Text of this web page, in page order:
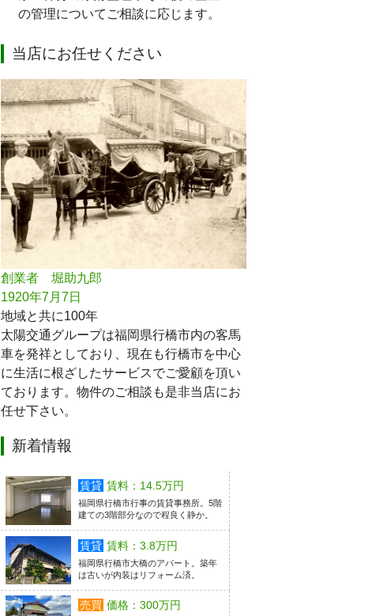
の管理についてご相談に応じます。
当店にお任せください
創業者 堀助九郎
1920年7月7日
地域と共に100年
太陽交通グループは福岡県行橋市内の客馬
車を発祥としており、現在も行橋市を中心
に生活に根ざしたサービスでご愛顧を頂い
ております。物件のご相談も是非当店にお
任せ下さい。
新着情報
賃貸 賃料：14.5万円
福岡県行橋市行事の賃貸事務所。5階
建ての3階部分なので程良く静か。
賃貸 賃料：3.8万円
福岡県行橋市大橋のアパート。築年
は古いが内装はリフォーム済。
売買 価格：300万円